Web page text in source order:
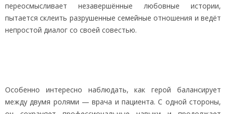
переосмысливает незавершённые любовные истории,
пытается склеить разрушенные семейные отношения и ведёт
непростой диалог со своей совестью.
Особенно интересно наблюдать, как герой балансирует
между двумя ролями — врача и пациента. С одной стороны,